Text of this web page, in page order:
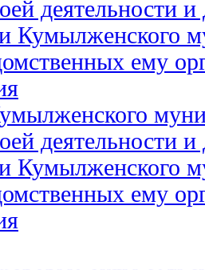
деятельности
Кумылженского
ему
деятельности
Кумылженского
ему